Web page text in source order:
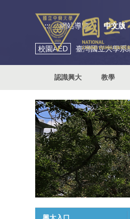
::: 網站導覽 中文版
校園AED 臺灣國立大學系
認識興大 教學